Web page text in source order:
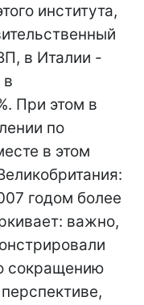
института,
в Италии -
в
При этом в
по
в этом
годом более
важно,
сокращению